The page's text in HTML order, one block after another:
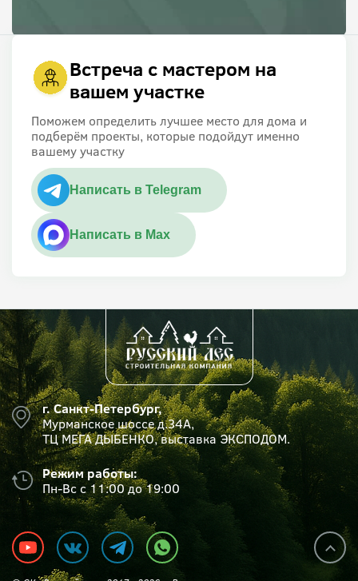
Встреча с мастером на
вашем участке
Поможем определить лучшее место для дома и
подберём проекты, которые подойдут именно
вашему участку
Написать в Telegram
Написать в Max
г. Санкт-Петербург,
Мурманское шоссе д.34А,
ТЦ МЕГА ДЫБЕНКО, выставка ЭКСПОДОМ.
Режим работы:
Пн-Вс с 11:00 до 19:00